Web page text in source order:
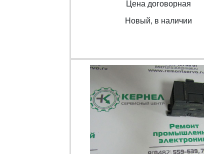
Цена договорная
Новый, в наличии